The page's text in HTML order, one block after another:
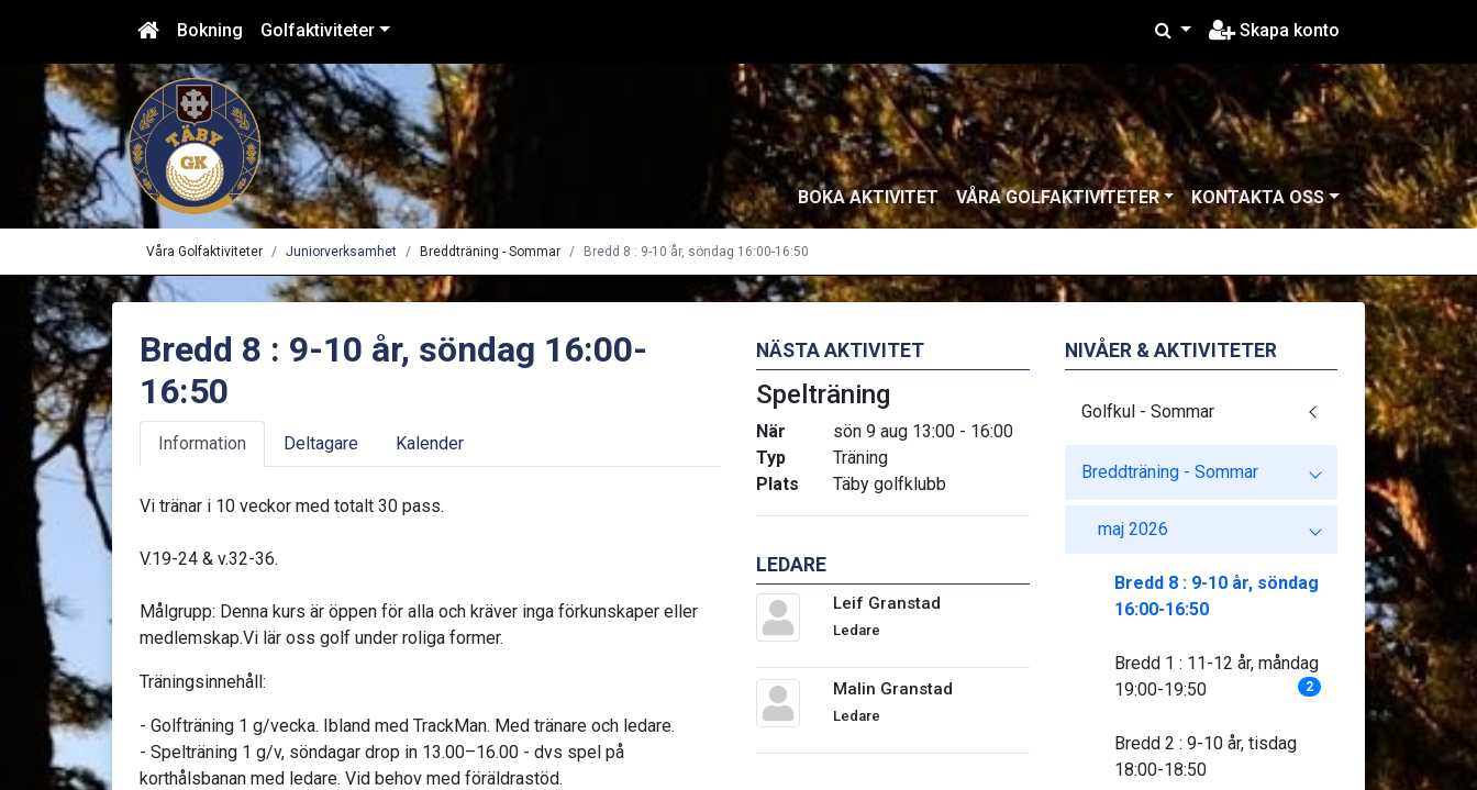
Bokning Golfaktiviteter Skapa konto
BOKA AKTIVITET VÅRA GOLFAKTIVITETER KONTAKTA OSS
Våra Golfaktiviteter Juniorverksamhet Breddträning - Sommar Bredd 8 : 9-10 år, söndag 16:00-16:50
NÄSTA AKTIVITET
Spelträning
När
sön 9 aug 13:00 - 16:00
Typ
Träning
Plats
Täby golfklubb
LEDARE
Leif Granstad
Ledare
Malin Granstad
Ledare
Bredd 8 : 9-10 år, söndag 16:00-
16:50
Information Deltagare Kalender
Vi tränar i 10 veckor med totalt 30 pass.
V.19-24 & v.32-36.
Målgrupp: Denna kurs är öppen för alla och kräver inga förkunskaper eller
medlemskap.Vi lär oss golf under roliga former.
Träningsinnehåll:
- Golfträning 1 g/vecka. Ibland med TrackMan. Med tränare och ledare.
- Spelträning 1 g/v, söndagar drop in 13.00–16.00 - dvs spel på
korthålsbanan med ledare. Vid behov med föräldrastöd.
NIVÅER & AKTIVITETER
Golfkul - Sommar
Breddträning - Sommar
maj 2026
Bredd 8 : 9-10 år, söndag
16:00-16:50
Bredd 1 : 11-12 år, måndag
19:00-19:50
2
Bredd 2 : 9-10 år, tisdag
18:00-18:50